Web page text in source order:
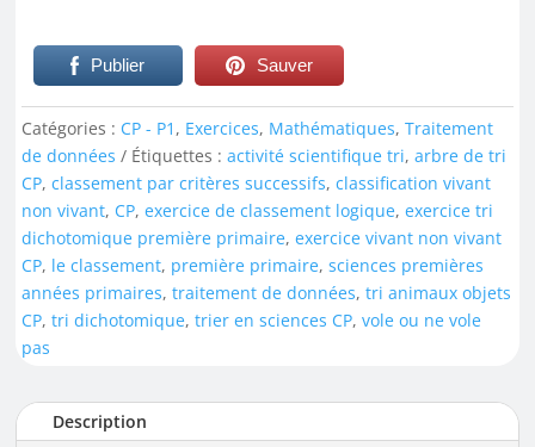
Publier Sauver
Catégories : CP - P1 , Exercices, Mathématiques, Traitement
de données
Étiquettes : activité scientifique tri, arbre de tri
CP, classement par critères successifs, classification vivant
non vivant, CP, exercice de classement logique, exercice tri
dichotomique première primaire, exercice vivant non vivant
CP, le classement, première primaire, sciences premières
années primaires, traitement de données, tri animaux objets
CP, tri dichotomique, trier en sciences CP, vole ou ne vole
pas
Description